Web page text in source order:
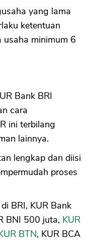
yang lama
ketentuan
usaha minimum 6
Bank BRI
cara
ini terbilang
lainnya.
lengkap dan diisi
proses
BRI, KUR Bank
BNI 500 juta, KUR
BTN, KUR BCA